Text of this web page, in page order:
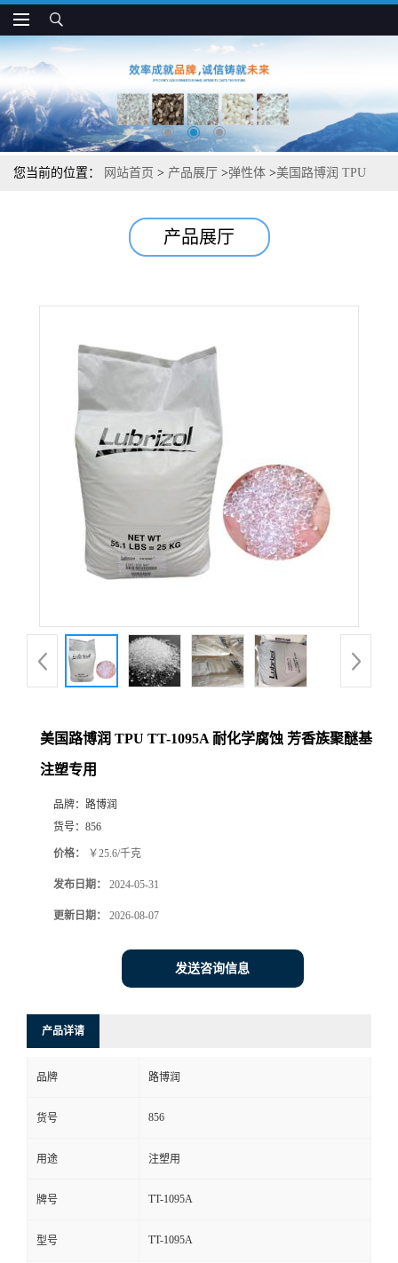
您当前的位置： 网站首页 > 产品展厅 >弹性体 >美国路博润 TPU
产品展厅
美国路博润 TPU TT-1095A 耐化学腐蚀 芳香族聚醚基
注塑专用
品牌： 路博润
货号： 856
价格： ￥25.6/千克
发布日期： 2024-05-31
更新日期： 2026-08-07
发送咨询信息
产品详请
品牌 路博润
货号 856
用途 注塑用
牌号 TT-1095A
型号 TT-1095A